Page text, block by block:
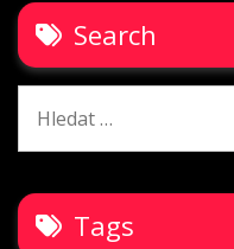
Search
Tags